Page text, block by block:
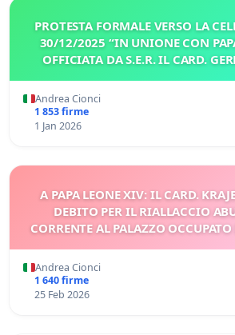
PROTESTA FORMALE VERSO LA
30/12/2025 “IN UNIONE CON
OFFICIATA DA S.E.R. IL CARD.
Andrea Cionci
1 853 firme
1 Jan 2026
A PAPA LEONE XIV: IL CARD.
DEBITO PER IL RIALLACCIO
CORRENTE AL PALAZZO
Andrea Cionci
1 640 firme
25 Feb 2026